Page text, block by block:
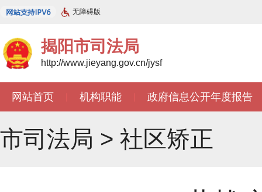
无障碍版
揭阳市司法局
http://www.jieyang.gov.cn/jysf
网站首页 机构职能 政府信息公开年度报告
市司法局 > 社区矫正